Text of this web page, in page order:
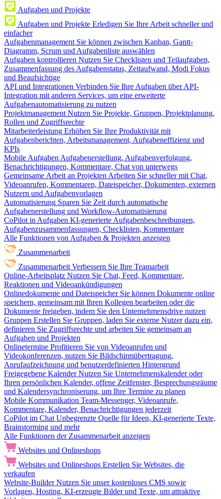
Aufgaben und Projekte
Aufgaben und Projekte Erledigen Sie Ihre Arbeit schneller und
einfacher
Aufgabenmanagement Sie können zwischen Kanban, Gantt-
Diagramm, Scrum und Aufgabenliste auswählen
Aufgaben kontrollieren Nutzen Sie Checklisten und Teilaufgaben,
Zusammenfassung des Aufgabenstatus, Zeitaufwand, Modi Fokus
und Beaufsichtige
API und Integrationen Verbinden Sie Ihre Aufgaben über API-
Integration mit anderen Services, um eine erweiterte
Aufgabenautomatisierung zu nutzen
Projektmanagement Nutzen Sie Projekte, Gruppen, Projektplanung,
Rollen und Zugriffsrechte
Mitarbeiterleistung Erhöhen Sie Ihre Produktivität mit
Aufgabenberichten, Arbeitsmanagement, Aufgabeneffizienz und
KPIs
Mobile Aufgaben Aufgabenerstellung, Aufgabenverfolgung,
Benachrichtigungen, Kommentare, Chat von unterwegs
Gemeinsame Arbeit an Projekten Arbeiten Sie schneller mit Chat,
Videoanrufen, Kommentaren, Dateispeicher, Dokumenten, externen
Nutzern und Aufgabenvorlagen
Automatisierung Sparen Sie Zeit durch automatische
Aufgabenerstellung und Workflow-Automatisierung
CoPilot in Aufgaben KI-generierte Aufgabenbeschreibungen,
Aufgabenzusammenfassungen, Checklisten, Kommentare
Alle Funktionen von Aufgaben & Projekten anzeigen
Zusammenarbeit
Zusammenarbeit Verbessern Sie Ihre Teamarbeit
Online-Arbeitsplatz Nutzen Sie Chat, Feed, Kommentare,
Reaktionen und Videoankündigungen
Onlinedokumente und Dateispeicher Sie können Dokumente online
speichern, gemeinsam mit Ihren Kollegen bearbeiten oder die
Dokumente freigeben, indem Sie den Unternehmensdrive nutzen
Gruppen Erstellen Sie Gruppen, laden Sie externe Nutzer dazu ein,
definieren Sie Zugriffsrechte und arbeiten Sie gemeinsam an
Aufgaben und Projekten
Onlinetermine Profitieren Sie von Videoanrufen und
Videokonferenzen, nutzen Sie Bildschirmübertragung,
Anrufaufzeichnung und benutzerdefinierten Hintergrund
Freigegebene Kalender Nutzen Sie Unternehmenskalender oder
Ihren persönlichen Kalender, offene Zeitfenster, Besprechungsräume
und Kalendersynchroniserung, um Ihre Termine zu planen
Mobile Kommunikation Team-Messenger, Videoanrufe,
Kommentare, Kalender, Benachrichtigungen jederzeit
CoPilot im Chat Unbegrenzte Quelle für Ideen, KI-generierte Texte,
Brainstorming und mehr
Alle Funktionen der Zusammenarbeit anzeigen
Websites und Onlineshops
Websites und Onlineshops Erstellen Sie Websites, die
verkaufen
Website-Builder Nutzen Sie unser kostenloses CMS sowie
Vorlagen, Hosting, KI-erzeugte Bilder und Texte, um attraktive